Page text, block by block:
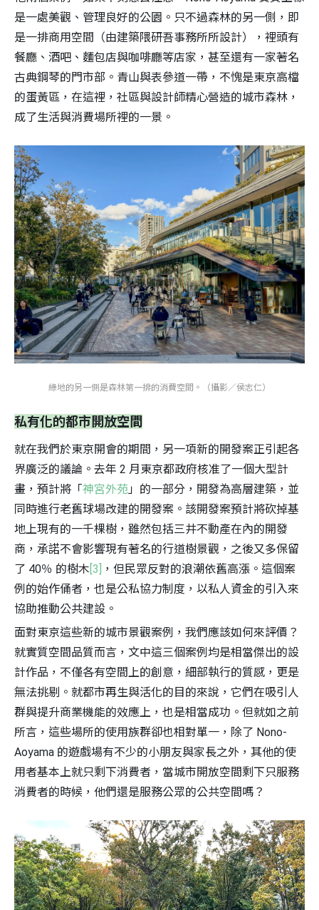
是一處美觀、管理良好的公園。只不過森林的另一側，即
是一排商用空間（由建築隈研吾事務所所設計），裡頭有
餐廳、酒吧、麵包店與咖啡廳等店家，甚至還有一家著名
古典鋼琴的門市部。青山與表參道一帶，不愧是東京高檔
的蛋黃區，在這裡，社區與設計師精心營造的城市森林，
成了生活與消費場所裡的一景。
綠地的另一側是森林第一排的消費空間。（攝影／侯志仁）
私有化的都市開放空間
就在我們於東京開會的期間，另一項新的開發案正引起各
界廣泛的議論。去年 2 月東京都政府核准了一個大型計
畫，預計將「 神宮外苑」的一部分，開發為高層建築，並
同時進行老舊球場改建的開發案。該開發案預計將砍掉基
地上現有的一千棵樹，雖然包括三井不動產在內的開發
商，承諾不會影響現有著名的行道樹景觀，之後又多保留
了 40％ 的樹木 [3]
，但民眾反對的浪潮依舊高漲。這個案
例的始作俑者，也是公私協力制度，以私人資金的引入來
協助推動公共建設。
面對東京這些新的城市景觀案例，我們應該如何來評價？
就實質空間品質而言，文中這三個案例均是相當傑出的設
計作品，不僅各有空間上的創意，細部執行的質感，更是
無法挑剔。就都市再生與活化的目的來說，它們在吸引人
群與提升商業機能的效應上，也是相當成功。但就如之前
所言，這些場所的使用族群卻也相對單一，除了 Nono-
Aoyama 的遊戲場有不少的小朋友與家長之外，其他的使
用者基本上就只剩下消費者，當城市開放空間剩下只服務
消費者的時候，他們還是服務公眾的公共空間嗎？